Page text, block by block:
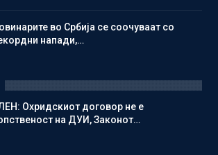
во Србија се соочуваат со
напади,…
Охридскиот договор не е
на ДУИ, Законот…